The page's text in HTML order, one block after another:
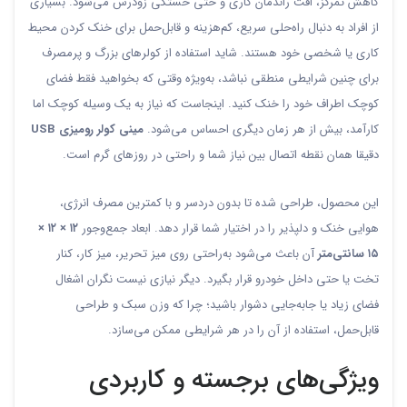
از افراد به دنبال راه‌حلی سریع، کم‌هزینه و قابل‌حمل برای خنک کردن محیط
کاری یا شخصی خود هستند. شاید استفاده از کولرهای بزرگ و پرمصرف
برای چنین شرایطی منطقی نباشد، به‌ویژه وقتی که بخواهید فقط فضای
کوچک اطراف خود را خنک کنید. اینجاست که نیاز به یک وسیله کوچک اما
کارآمد، بیش از هر زمان دیگری احساس می‌شود. مینی کولر رومیزی USB
دقیقا همان نقطه اتصال بین نیاز شما و راحتی در روزهای گرم است.
این محصول، طراحی شده تا بدون دردسر و با کمترین مصرف انرژی،
هوایی خنک و دلپذیر را در اختیار شما قرار دهد. ابعاد جمع‌وجور
۱۲ × ۱۲ ×
۱۵ سانتی‌متر
آن باعث می‌شود به‌راحتی روی میز تحریر، میز کار، کنار
تخت یا حتی داخل خودرو قرار بگیرد. دیگر نیازی نیست نگران اشغال
فضای زیاد یا جابه‌جایی دشوار باشید؛ چرا که وزن سبک و طراحی
قابل‌حمل، استفاده از آن را در هر شرایطی ممکن می‌سازد.
ویژگی‌های برجسته و کاربردی